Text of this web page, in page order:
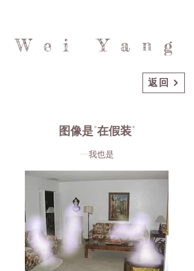
Wei Yang
返回
图像是"在假装"
——我也是